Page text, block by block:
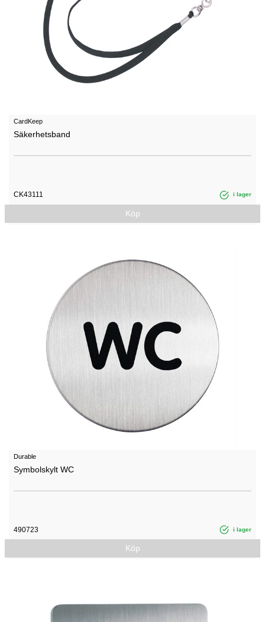
CardKeep
Säkerhetsband
CK43111 i lager
Köp
Durable
Symbolskylt WC
490723 i lager
Köp